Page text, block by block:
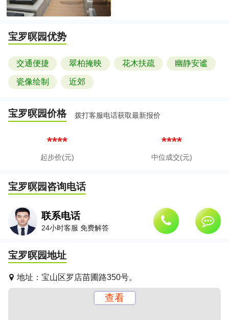
宝罗暝园优势
交通便捷 翠柏掩映 花木扶疏 幽静安谧
瓷像绘制 近郊
宝罗暝园价格 拨打客服电话获取最新报价
****
起步价(元)
****
中位成交(元)
宝罗暝园咨询电话
联系电话
24小时客服 免费解答
宝罗暝园地址
地址： 宝山区罗店苗圃路350号。
查看